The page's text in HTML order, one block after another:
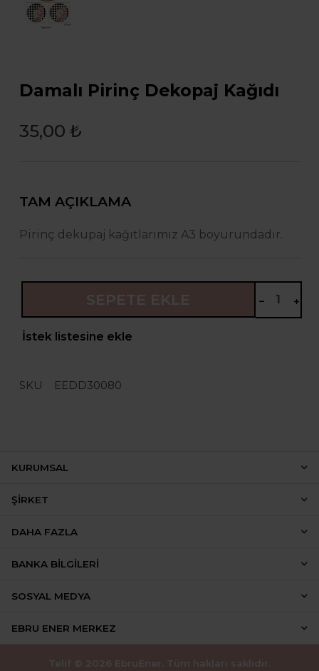
Damalı Pirinç Dekopaj Kağıdı
35,00 ₺
TAM AÇIKLAMA
Pirinç dekupaj kağıtlarımız A3 boyurundadır.
İstek listesine ekle
SKU EEDD30080
KURUMSAL
ŞIRKET
DAHA FAZLA
BANKA BILGILERI
SOSYAL MEDYA
EBRU ENER MERKEZ